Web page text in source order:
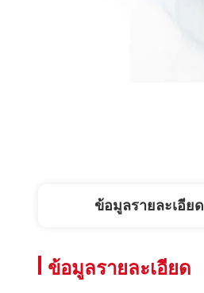
ข้อมูลรายละเอียด
ข้อมูลรายละเอียด